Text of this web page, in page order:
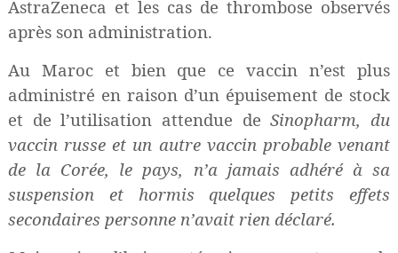
AstraZeneca et les cas de thrombose observés
après son administration.
Au Maroc et bien que ce vaccin n’est plus
administré en raison d’un épuisement de stock
et de l’utilisation attendue deSinopharm, du
vaccin russe et un autre vaccin probable venant
de la Corée, le pays, n’a jamais adhéré à sa
suspension et hormis quelques petits effets
secondaires personne n’avait rien déclaré.